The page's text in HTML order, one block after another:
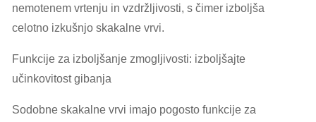
nemotenem vrtenju in vzdržljivosti, s čimer izboljša
celotno izkušnjo skakalne vrvi.
Funkcije za izboljšanje zmogljivosti: izboljšajte
učinkovitost gibanja
Sodobne skakalne vrvi imajo pogosto funkcije za